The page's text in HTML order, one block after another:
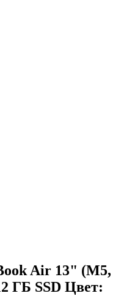
Air 13" (M5,
ГБ SSD Цвет: